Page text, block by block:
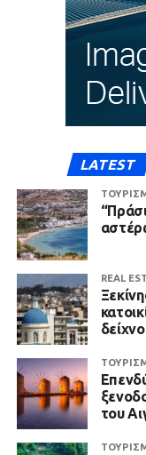
LATEST
REAL
του